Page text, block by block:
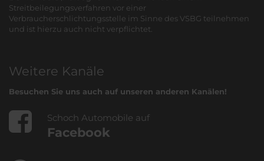
Streitbeilegungsverfahren vor einer
Verbraucherschlichtungsstelle im Sinne des VSBG teilnehmen
und ist hierzu auch nicht verpflichtet.
Weitere Kanäle
Besuchen Sie uns auch auf unseren anderen Kanälen!
Schoch Automobile auf
Facebook